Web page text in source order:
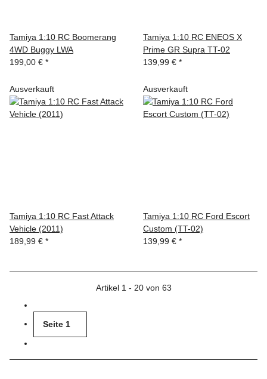
Tamiya 1:10 RC Boomerang
4WD Buggy LWA
199,00 € *
Tamiya 1:10 RC ENEOS X
Prime GR Supra TT-02
139,99 € *
Ausverkauft
Tamiya 1:10 RC Fast Attack
Vehicle (2011)
189,99 € *
Ausverkauft
Tamiya 1:10 RC Ford Escort
Custom (TT-02)
139,99 € *
Artikel 1 - 20 von 63
Seite 1